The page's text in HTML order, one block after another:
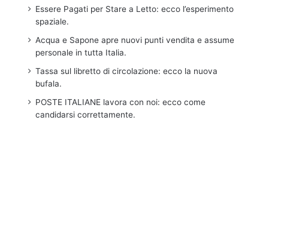
Essere Pagati per Stare a Letto: ecco l’esperimento
spaziale.
Acqua e Sapone apre nuovi punti vendita e assume
personale in tutta Italia.
Tassa sul libretto di circolazione: ecco la nuova
bufala.
POSTE ITALIANE lavora con noi: ecco come
candidarsi correttamente.